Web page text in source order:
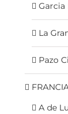
Garcia
La
Pazo
A de